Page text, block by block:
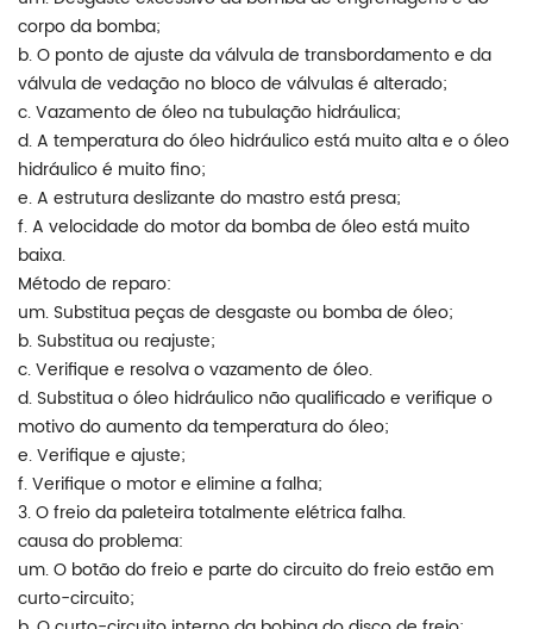
corpo da bomba;
b. O ponto de ajuste da válvula de transbordamento e da
válvula de vedação no bloco de válvulas é alterado;
c. Vazamento de óleo na tubulação hidráulica;
d. A temperatura do óleo hidráulico está muito alta e o óleo
hidráulico é muito fino;
e. A estrutura deslizante do mastro está presa;
f. A velocidade do motor da bomba de óleo está muito
baixa.
Método de reparo:
um. Substitua peças de desgaste ou bomba de óleo;
b. Substitua ou reajuste;
c. Verifique e resolva o vazamento de óleo.
d. Substitua o óleo hidráulico não qualificado e verifique o
motivo do aumento da temperatura do óleo;
e. Verifique e ajuste;
f. Verifique o motor e elimine a falha;
3. O freio da paleteira totalmente elétrica falha.
causa do problema:
um. O botão do freio e parte do circuito do freio estão em
curto-circuito;